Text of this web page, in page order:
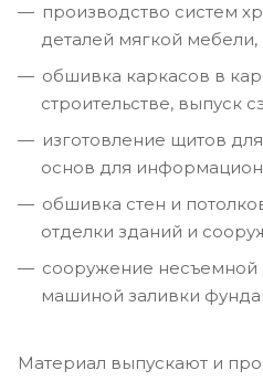
производство систем
деталей мягкой мебели,
обшивка каркасов в
строительстве, выпуск
изготовление щитов
основ для
обшивка стен и
отделки зданий и
сооружение несъемной
машиной заливки
Материал выпускают и